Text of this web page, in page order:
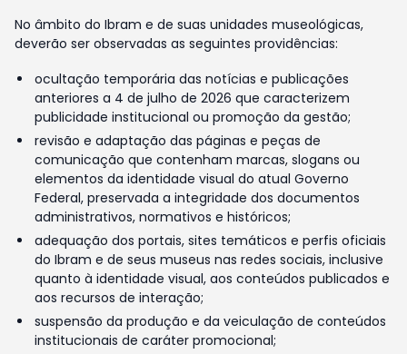
No âmbito do Ibram e de suas unidades museológicas,
deverão ser observadas as seguintes providências:
ocultação temporária das notícias e publicações
anteriores a 4 de julho de 2026 que caracterizem
publicidade institucional ou promoção da gestão;
revisão e adaptação das páginas e peças de
comunicação que contenham marcas, slogans ou
elementos da identidade visual do atual Governo
Federal, preservada a integridade dos documentos
administrativos, normativos e históricos;
adequação dos portais, sites temáticos e perfis oficiais
do Ibram e de seus museus nas redes sociais, inclusive
quanto à identidade visual, aos conteúdos publicados e
aos recursos de interação;
suspensão da produção e da veiculação de conteúdos
institucionais de caráter promocional;